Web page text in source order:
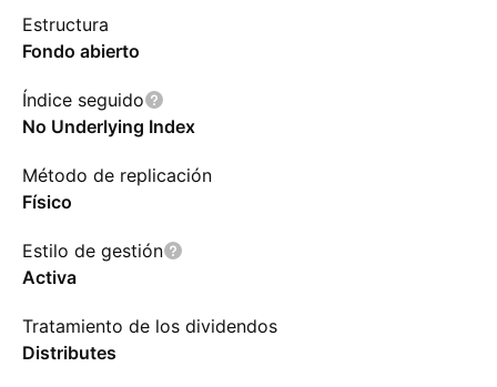
Estructura
Fondo abierto
Índice seguido
No Underlying Index
Método de replicación
Físico
Estilo de gestión
Activa
Tratamiento de los dividendos
Distributes